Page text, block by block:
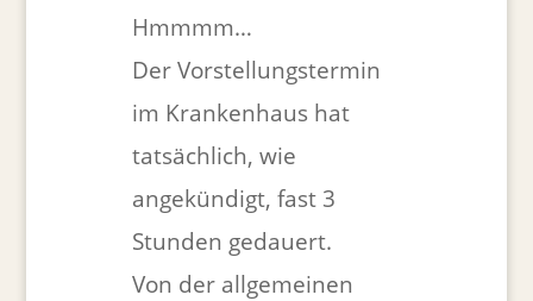
Hmmmm…
Der Vorstellungstermin
im Krankenhaus hat
tatsächlich, wie
angekündigt, fast 3
Stunden gedauert.
Von der allgemeinen